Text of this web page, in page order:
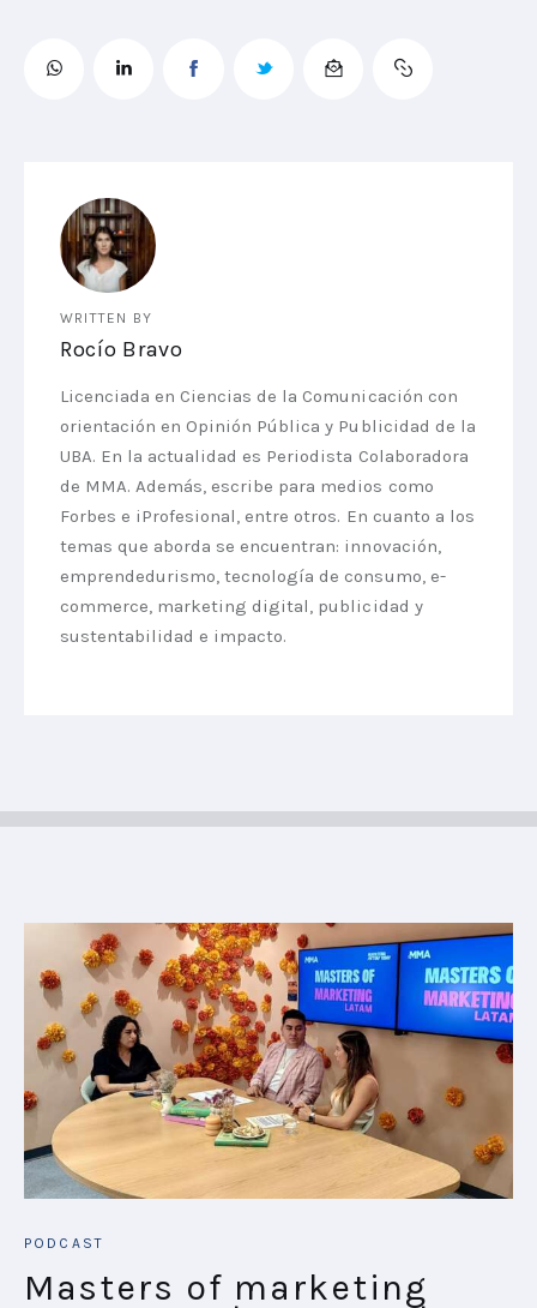
WRITTEN BY
Rocío Bravo
Licenciada en Ciencias de la Comunicación con
orientación en Opinión Pública y Publicidad de la
UBA. En la actualidad es Periodista Colaboradora
de MMA. Además, escribe para medios como
Forbes e iProfesional, entre otros. En cuanto a los
temas que aborda se encuentran: innovación,
emprendedurismo, tecnología de consumo, e-
commerce, marketing digital, publicidad y
sustentabilidad e impacto.
PODCAST
Masters of marketing